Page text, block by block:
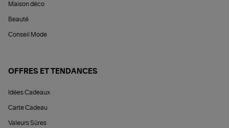
Maison déco
Beauté
Conseil Mode
OFFRES ET TENDANCES
Idées Cadeaux
Carte Cadeau
Valeurs Sûres